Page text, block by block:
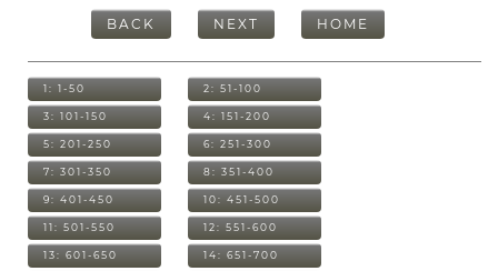
BACK NEXT HOME
1: 1-50 2: 51-100
3: 101-150 4: 151-200
5: 201-250 6: 251-300
7: 301-350 8: 351-400
9: 401-450 10: 451-500
11: 501-550 12: 551-600
13: 601-650 14: 651-700